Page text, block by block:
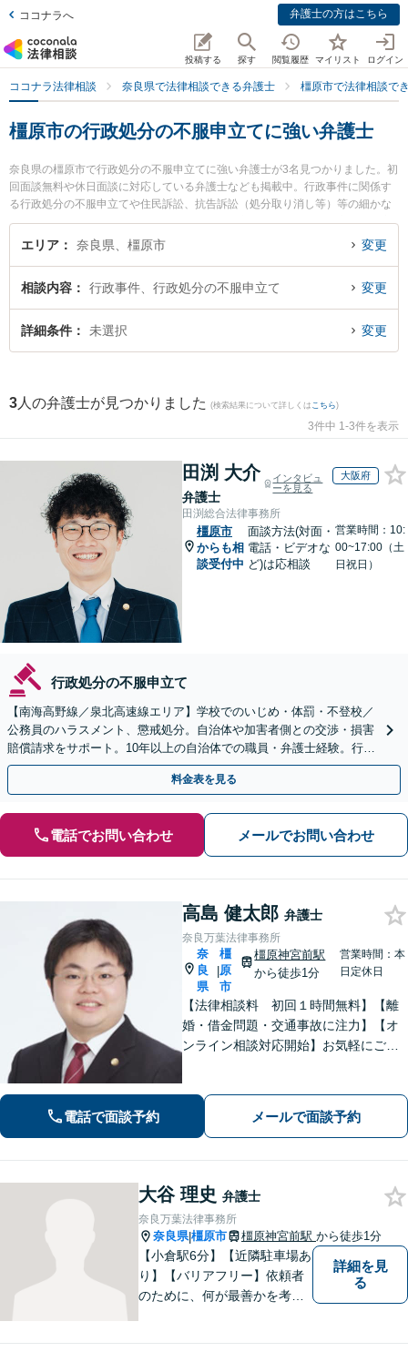
ココナラへ 弁護士の方はこちら
投稿する 探す 閲覧履歴 マイリスト ログイン
ココナラ法律相談 奈良県で法律相談できる弁護士 橿原市で法律相談で
橿原市の行政処分の不服申立てに強い弁護士
奈良県の橿原市で行政処分の不服申立てに強い弁護士が3名見つかりました。初
回面談無料や休日面談に対応している弁護士なども掲載中。行政事件に関係す
る行政処分の不服申立てや住民訴訟、抗告訴訟（処分取り消し等）等の細かな
分野での絞り込み検索もでき便利です。特に奈良万葉法律事務所の高島 健太郎
弁護士や奈良万葉法律事務所の大谷 理史弁護士、橿原法律事務所の辻内 誠人弁
に相談したい』『行政処分の不服申立てのトラブル解決の実績豊富な近くの弁
護士を検索したい』『初回相談無料で行政処分の不服申立てを法律相談できる
橿原市内の弁護士に相談予約したい』などでお困りの相談者さんにおすすめで
エリア 奈良県、橿原市 変更
相談内容 行政事件、行政処分の不服申立て 変更
詳細条件 未選択 変更
3 人の弁護士が見つかりました (検索結果について詳しくは こちら)
3件中 1-3件を表示
田渕 大介
弁護士
インタビュ
ーを見る
大阪府
田渕総合法律事務所
橿原市
からも相
談受付中
面談方法(対面・
電話・ビデオな
ど)は応相談
営業時間：10:
00~17:00（土
日祝日）
行政処分の不服申立て
【南海高野線／泉北高速線エリア】学校でのいじめ・体罰・不登校／
公務員のハラスメント、懲戒処分。自治体や加害者側との交渉・損害
賠償請求をサポート。10年以上の自治体での職員・弁護士経験。行政
組織の動きを見据えて解決策をご提案【オンライン可】
料金表を見る
電話でお問い合わせ メールでお問い合わせ
高島 健太郎 弁護士
奈良万葉法律事務所
奈
良
県
|
橿
原
市
橿原神宮前駅
から徒歩1分
営業時間：本
日定休日
【法律相談料 初回１時間無料】【離
婚・借金問題・交通事故に注力】【オ
ンライン相談対応開始】お気軽にご相
ます。【土日・夜間相談に対応】
電話で面談予約 メールで面談予約
大谷 理史 弁護士
奈良万葉法律事務所
奈良県|橿原市 橿原神宮前駅 から徒歩1分
【小倉駅6分】【近隣駐車場あ
り】【バリアフリー】依頼者
のために、何が最善かを考
詳細を見
る